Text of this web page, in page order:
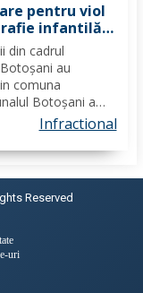
pentru viol
infantilă,
din cadrul
au
comuna
Botoșani a
cu
la 4 ani și 5 luni
Infractional
Reserved
uri